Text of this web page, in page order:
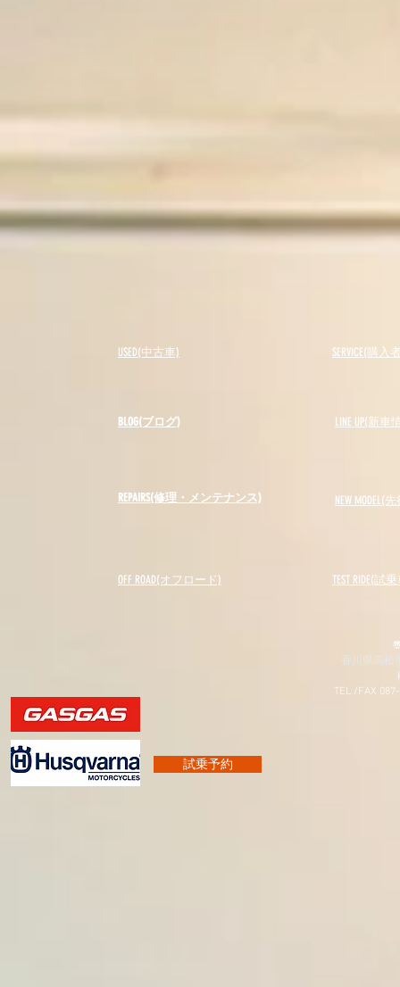
USED(中古車) SERVICE(購
BLOG(ブログ) LINE UP(新車
REPAIRS(修理・メンテナンス) NEW MODEL (先
OFF ROAD(オフロード) ​TEST RIDE(試
試乗予約
香川県高松
TEL /FAX